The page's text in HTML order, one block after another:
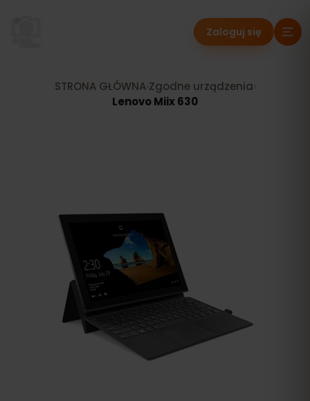
Zaloguj się
STRONA GŁÓWNA› Zgodne urządzenia
Lenovo Miix 630